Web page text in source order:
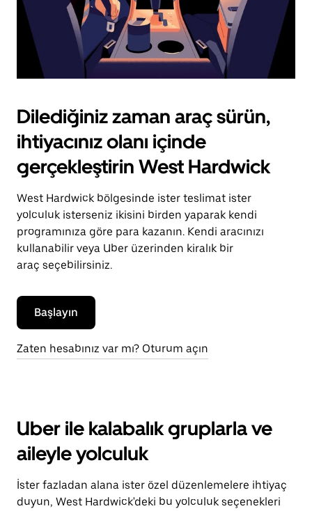
Dilediğiniz zaman araç sürün,
ihtiyacınız olanı içinde
gerçekleştirin West Hardwick
West Hardwick bölgesinde ister teslimat ister
yolculuk isterseniz ikisini birden yaparak kendi
programınıza göre para kazanın. Kendi aracınızı
kullanabilir veya Uber üzerinden kiralık bir
araç seçebilirsiniz.
Başlayın
Zaten hesabınız var mı? Oturum açın
Uber ile kalabalık gruplarla ve
aileyle yolculuk
İster fazladan alana ister özel düzenlemelere ihtiyaç
duyun, West Hardwick'deki bu yolculuk seçenekleri